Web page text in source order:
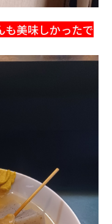
も美味しかったで